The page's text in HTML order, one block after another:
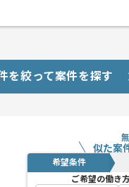
を絞って案件を探す
似た案
希望条件
ご希望の働き